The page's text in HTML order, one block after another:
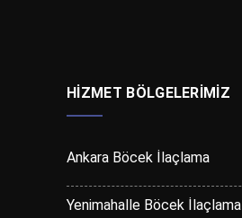
HIZMET BÖLGELERIMIZ
Ankara Böcek İlaçlama
Yenimahalle Böcek İlaçlama